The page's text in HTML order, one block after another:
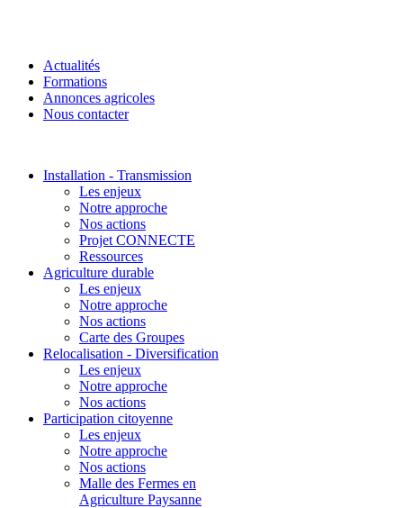
Actualités
Formations
Annonces agricoles
Nous contacter
Installation - Transmission
Les enjeux
Notre approche
Nos actions
Projet CONNECTE
Ressources
Agriculture durable
Les enjeux
Notre approche
Nos actions
Carte des Groupes
Relocalisation - Diversification
Les enjeux
Notre approche
Nos actions
Participation citoyenne
Les enjeux
Notre approche
Nos actions
Malle des Fermes en
Agriculture Paysanne